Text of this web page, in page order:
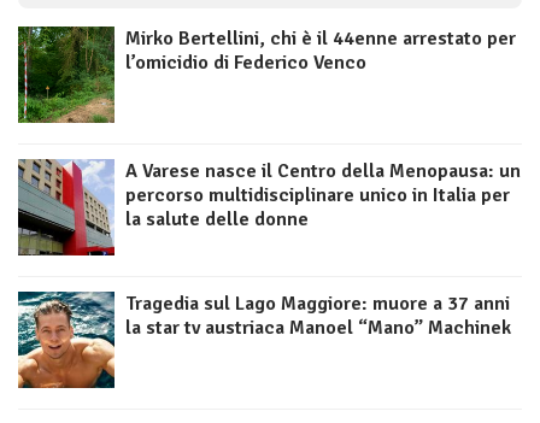
Mirko Bertellini, chi è il 44enne arrestato per
l’omicidio di Federico Venco
A Varese nasce il Centro della Menopausa: un
percorso multidisciplinare unico in Italia per
la salute delle donne
Tragedia sul Lago Maggiore: muore a 37 anni
la star tv austriaca Manoel “Mano” Machinek